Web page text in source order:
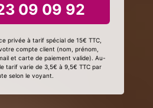
09 09 92
privée à tarif spécial de 15€ TTC,
compte client (nom, prénom,
et carte de paiement valide). Au-
tarif varie de 3,5€ à 9,5€ TTC par
selon le voyant.